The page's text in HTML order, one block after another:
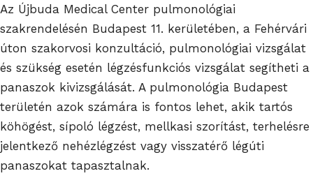
Az Újbuda Medical Center pulmonológiai
szakrendelésén Budapest 11. kerületében, a Fehérvári
úton szakorvosi konzultáció, pulmonológiai vizsgálat
és szükség esetén légzésfunkciós vizsgálat segítheti a
panaszok kivizsgálását. A pulmonológia Budapest
területén azok számára is fontos lehet, akik tartós
köhögést, sípoló légzést, mellkasi szorítást, terhelésre
jelentkező nehézlégzést vagy visszatérő légúti
panaszokat tapasztalnak.